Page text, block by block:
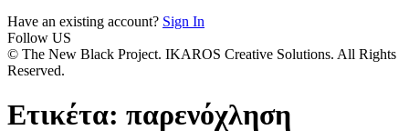
Have an existing account? Sign In
Follow US
© The New Black Project. IKAROS Creative Solutions. All Rights
Reserved.
Ετικέτα: παρενόχληση